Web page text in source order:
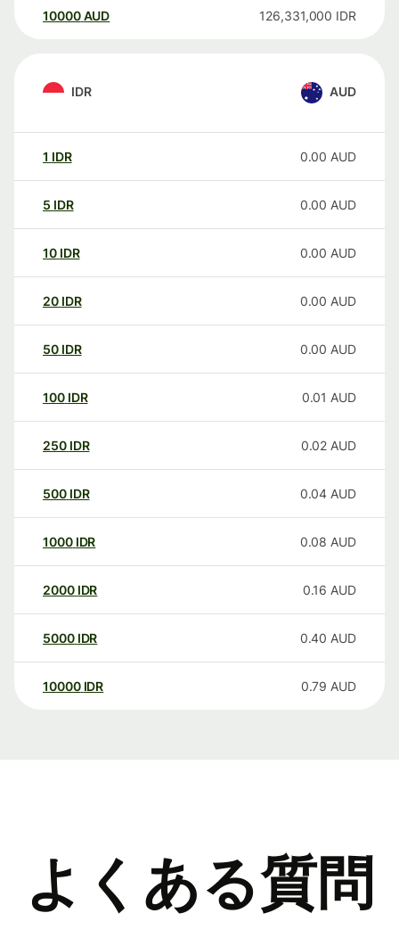
10000 AUD 126,331,000 IDR
IDR AUD
1 IDR 0.00 AUD
5 IDR 0.00 AUD
10 IDR 0.00 AUD
20 IDR 0.00 AUD
50 IDR 0.00 AUD
100 IDR 0.01 AUD
250 IDR 0.02 AUD
500 IDR 0.04 AUD
1000 IDR 0.08 AUD
2000 IDR 0.16 AUD
5000 IDR 0.40 AUD
10000 IDR 0.79 AUD
よくある質問